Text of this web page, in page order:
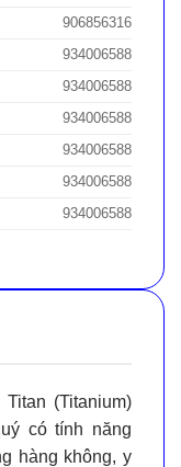
906856316
934006588
934006588
934006588
934006588
934006588
934006588
Titan (Titanium)
có tính năng
hàng không, y